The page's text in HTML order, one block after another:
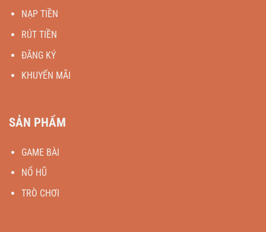
NẠP TIỀN
RÚT TIỀN
ĐĂNG KÝ
KHUYẾN MÃI
SẢN PHẨM
GAME BÀI
NỔ HŨ
TRÒ CHƠI